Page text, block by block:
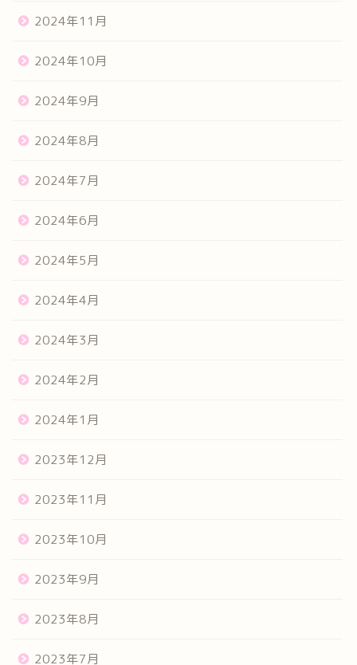
2024年11月
2024年10月
2024年9月
2024年8月
2024年7月
2024年6月
2024年5月
2024年4月
2024年3月
2024年2月
2024年1月
2023年12月
2023年11月
2023年10月
2023年9月
2023年8月
2023年7月